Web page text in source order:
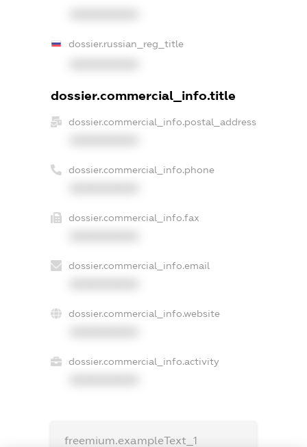
dossier.russian_reg_title
dossier.commercial_info.title
dossier.commercial_info.postal_address
dossier.commercial_info.phone
dossier.commercial_info.fax
dossier.commercial_info.email
dossier.commercial_info.website
dossier.commercial_info.activity
freemium.exampleText_1